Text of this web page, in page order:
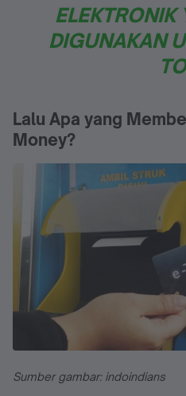
ELEKTRONIK
DIGUNAKAN
Lalu Apa yang
Money?
Sumber gambar: indoindians